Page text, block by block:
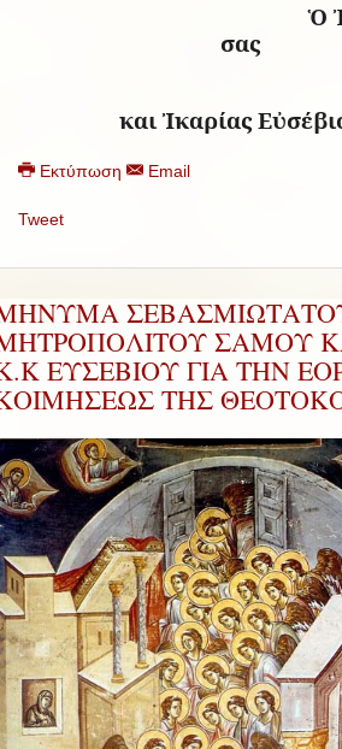
Ὁ
σας
+Ὁ
και Ἰκαρίας
Εκτύπωση Email
Tweet
ΣΑΜΟΥ
ΕΥΣΕΒΙΟΥ ΓΙΑ ΤΗΝ
ΤΗΣ